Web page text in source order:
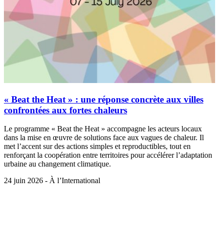
« Beat the Heat » : une réponse concrète aux villes
confrontées aux fortes chaleurs
Le programme « Beat the Heat » accompagne les acteurs locaux
dans la mise en œuvre de solutions face aux vagues de chaleur. Il
met l’accent sur des actions simples et reproductibles, tout en
renforçant la coopération entre territoires pour accélérer l’adaptation
urbaine au changement climatique.
24 juin 2026 - À l’International